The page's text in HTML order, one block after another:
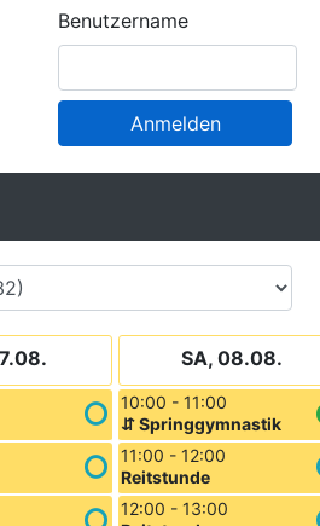
Benutzername
Anmelden
SA, 08.08.
10:00 - 11:00
⇵ Springgymnastik
11:00 - 12:00
Reitstunde
12:00 - 13:00